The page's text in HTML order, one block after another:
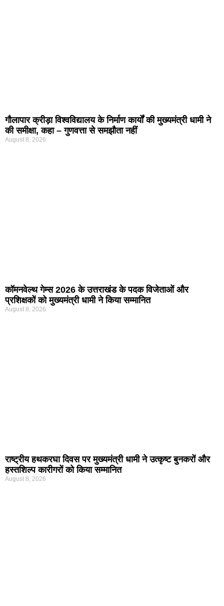
गौलापार क्रीड़ा विश्वविद्यालय के निर्माण कार्यों की मुख्यमंत्री धामी ने
की समीक्षा, कहा – गुणवत्ता से समझौता नहीं
August 8, 2026
कॉमनवेल्थ गेम्स 2026 के उत्तराखंड के पदक विजेताओं और
प्रशिक्षकों को मुख्यमंत्री धामी ने किया सम्मानित
August 8, 2026
राष्ट्रीय हथकरघा दिवस पर मुख्यमंत्री धामी ने उत्कृष्ट बुनकरों और
हस्तशिल्प कारीगरों को किया सम्मानित
August 8, 2026